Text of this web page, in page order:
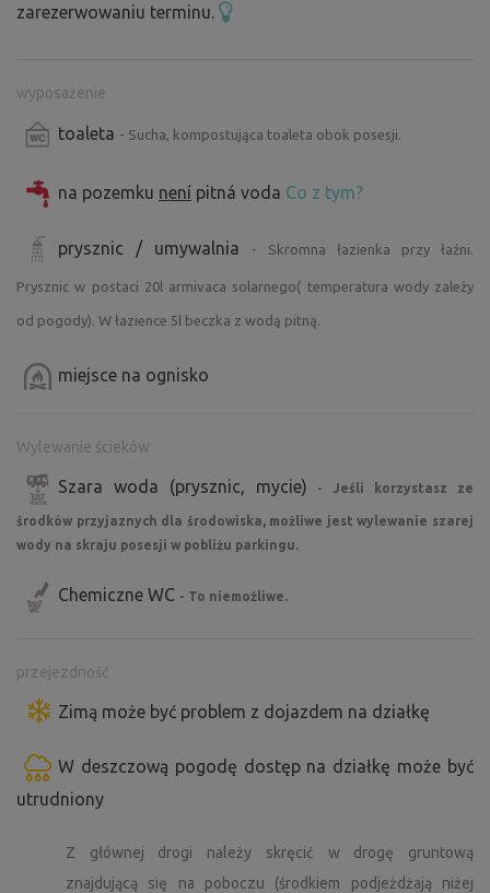
Kačice - staw Chobot
Srbeč - właściwa wiejska kąpiel retro w zbiorniku
Wzdłuż działki kempingowej (patrz zdjęcie) znajduje się
/ mijać kilka razy dziennie.
Jeśli nie masz namiotu, mam 2 namioty (dla 3 i 4 osób)
Lucie z sadu
zarezerwowaniu terminu.
wyposażenie
toaleta - Sucha, kompostująca toaleta obok posesji.
na pozemku není pitná voda Co z tym?
prysznic / umywalnia - Skromna łazienka przy łaźni.
Prysznic w postaci 20l armivaca solarnego( temperatura wody zależy
od pogody). W łazience 5l beczka z wodą pitną.
miejsce na ognisko
Wylewanie ścieków
Szara woda (prysznic, mycie) - Jeśli korzystasz ze
środków przyjaznych dla środowiska, możliwe jest wylewanie szarej
wody na skraju posesji w pobliżu parkingu.
Chemiczne WC - To niemożliwe.
przejezdność
Zimą może być problem z dojazdem na działkę
W deszczową pogodę dostęp na działkę może być
utrudniony
Z głównej drogi należy skręcić w drogę gruntową
znajdującą się na poboczu (środkiem podjeżdżają niżej